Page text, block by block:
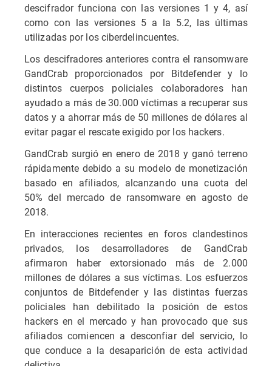
descifrador funciona con las versiones 1 y 4, así
como con las versiones 5 a la 5.2, las últimas
utilizadas por los ciberdelincuentes.
Los descifradores anteriores contra el ransomware
GandCrab proporcionados por Bitdefender y lo
distintos cuerpos policiales colaboradores han
ayudado a más de 30.000 víctimas a recuperar sus
datos y a ahorrar más de 50 millones de dólares al
evitar pagar el rescate exigido por los hackers.
GandCrab surgió en enero de 2018 y ganó terreno
rápidamente debido a su modelo de monetización
basado en afiliados, alcanzando una cuota del
50% del mercado de ransomware en agosto de
2018.
En interacciones recientes en foros clandestinos
privados, los desarrolladores de GandCrab
afirmaron haber extorsionado más de 2.000
millones de dólares a sus víctimas. Los esfuerzos
conjuntos de Bitdefender y las distintas fuerzas
policiales han debilitado la posición de estos
hackers en el mercado y han provocado que sus
afiliados comiencen a desconfiar del servicio, lo
que conduce a la desaparición de esta actividad